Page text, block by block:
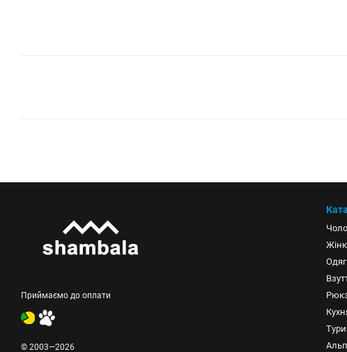
Приймаємо до оплати
© 2003—2026
Одяг